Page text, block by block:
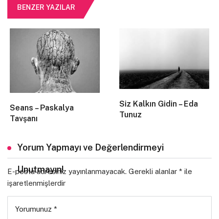
Ne başı var ne sonu anne.
öyleyse sondan başla.
Sonu yaşamadım ki?
Sen ölü değil miydin.
Ölüyüm anne.
Anlat o zaman.
Ölümü…
Bırak da nefes alayım anne boğuluyorum.
Sigaranı yak.
BENZER YAZILAR
Seans – Paskalya
Tavşanı
Siz Kalkın Gidin – Eda
Tunuz
Yorum Yapmayı ve Değerlendirmeyi
Unutmayın!
E-posta adresiniz yayınlanmayacak. Gerekli alanlar * ile
işaretlenmişlerdir
Yorumunuz *